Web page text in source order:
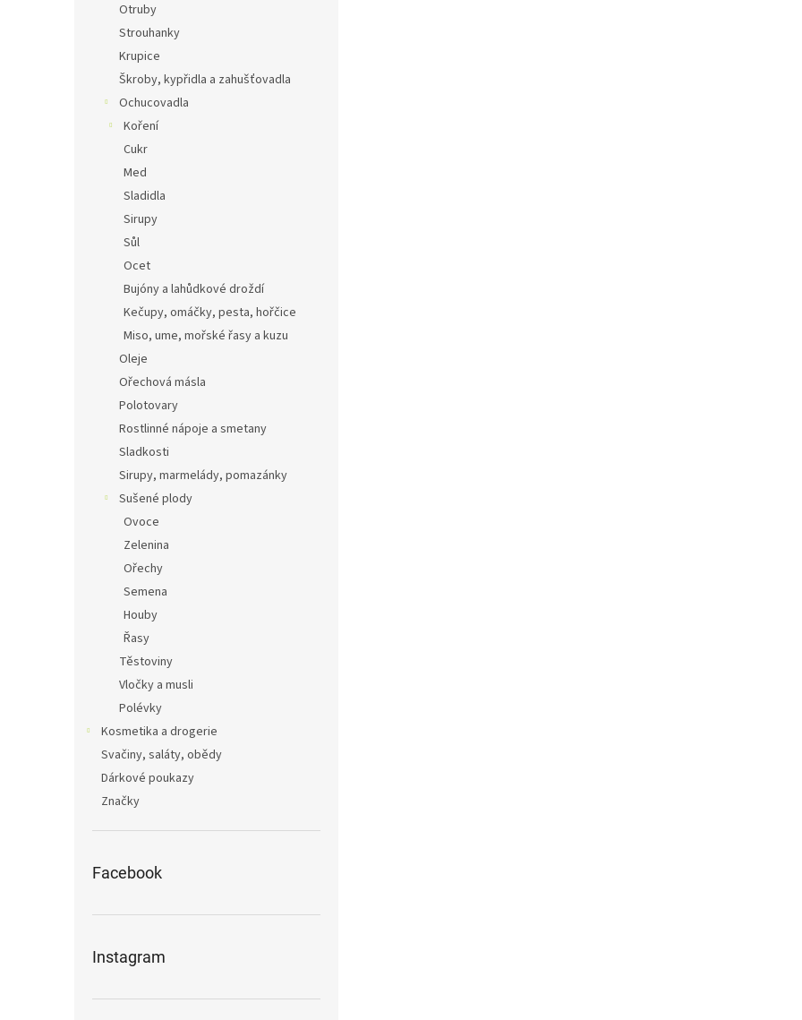
Otruby
Strouhanky
Krupice
Škroby, kypřidla a zahušťovadla
Ochucovadla
Koření
Cukr
Med
Sladidla
Sirupy
Sůl
Ocet
Bujóny a lahůdkové droždí
Kečupy, omáčky, pesta, hořčice
Miso, ume, mořské řasy a kuzu
Oleje
Ořechová másla
Polotovary
Rostlinné nápoje a smetany
Sladkosti
Sirupy, marmelády, pomazánky
Sušené plody
Ovoce
Zelenina
Ořechy
Semena
Houby
Řasy
Těstoviny
Vločky a musli
Polévky
Kosmetika a drogerie
Svačiny, saláty, obědy
Dárkové poukazy
Značky
Facebook
Instagram